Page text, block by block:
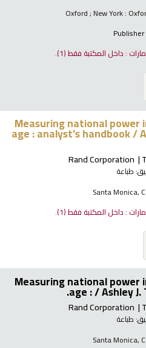
Oxford ; New York :
: داخل المكتبة فقط(1).
Measuring national
age : analyst's handbook /
Rand Corporation
طباعة
Santa Monica,
: داخل المكتبة فقط(1).
Measuring national
age : /Ashley
Rand Corporation
طباعة
Santa Monica,